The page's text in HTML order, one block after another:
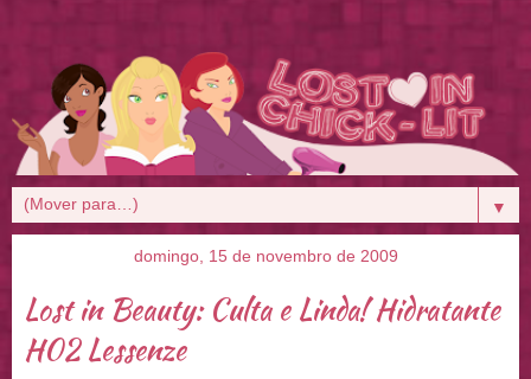
▼
domingo, 15 de novembro de 2009
Lost in Beauty: Culta e Linda! Hidratante
H02 Lessenze